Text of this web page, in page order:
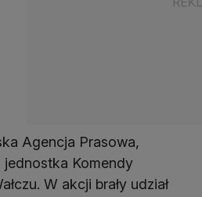
Agencja Prasowa,
jednostka Komendy
W akcji brały udział